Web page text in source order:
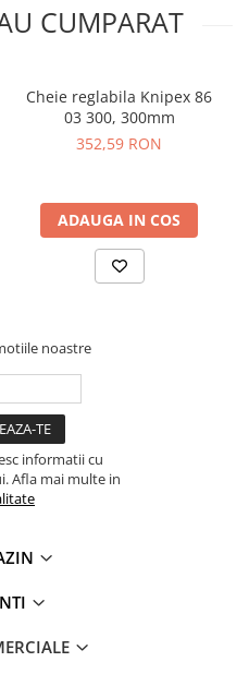
CUMPARAT
Cheie reglabila Knipex 86
03 300, 300mm
352,59 RON
ADAUGA IN COS
noastre
informatii cu
Afla mai multe in